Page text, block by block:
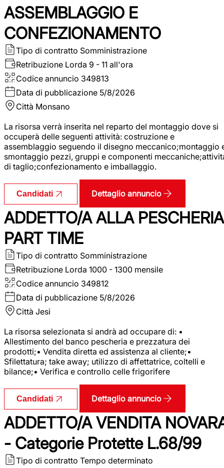
ASSEMBLAGGIO E
CONFEZIONAMENTO
Tipo di contratto Somministrazione
Retribuzione Lorda 9 - 11 all'ora
Codice annuncio 349813
Data di pubblicazione 5/8/2026
Città Monsano
La risorsa verrà inserita nel reparto del montaggio dove si
occuperà delle seguenti attività: costruzione e
assemblaggio seguendo il disegno meccanico;montaggio
smontaggio pezzi, gruppi e componenti
di taglio;confezionamento e imballaggio.
Candidati Dettaglio annuncio
ADDETTO/A ALLA PESCHERIA
PART TIME
Tipo di contratto Somministrazione
Retribuzione Lorda 1000 - 1300 mensile
Codice annuncio 349812
Data di pubblicazione 5/8/2026
Città Jesi
La risorsa selezionata si andrà ad occupare di: •
Allestimento del banco pescheria e prezzatura dei
prodotti;• Vendita diretta ed assistenza al cliente;•
Sfilettatura; take away; utilizzo di affettatrice, coltelli e
bilance;• Verifica e controllo celle frigorifere
Candidati Dettaglio annuncio
ADDETTO/A VENDITA
- Categorie Protette L.68/99
Tipo di contratto Tempo determinato